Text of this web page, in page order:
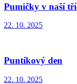
Pumičky v naší
22. 10. 2025
Puntíkový den
22. 10. 2025